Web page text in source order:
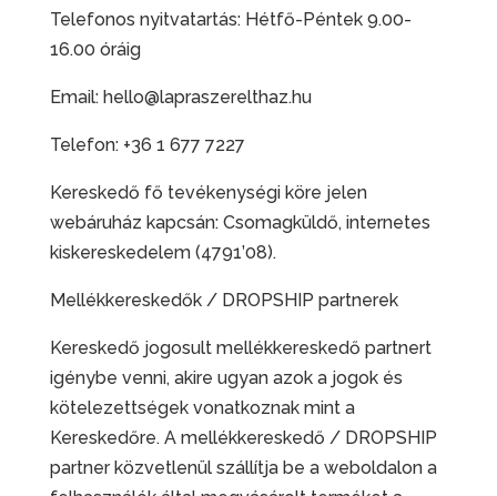
Telefonos nyitvatartás: Hétfő-Péntek 9.00-
16.00 óráig
Email: hello@lapraszerelthaz.hu
Telefon: +36 1 677 7227
Kereskedő fő tevékenységi köre jelen
webáruház kapcsán: Csomagküldő, internetes
kiskereskedelem (4791’08).
Mellékkereskedők / DROPSHIP partnerek
Kereskedő jogosult mellékkereskedő partnert
igénybe venni, akire ugyan azok a jogok és
kötelezettségek vonatkoznak mint a
Kereskedőre. A mellékkereskedő / DROPSHIP
partner közvetlenül szállítja be a weboldalon a